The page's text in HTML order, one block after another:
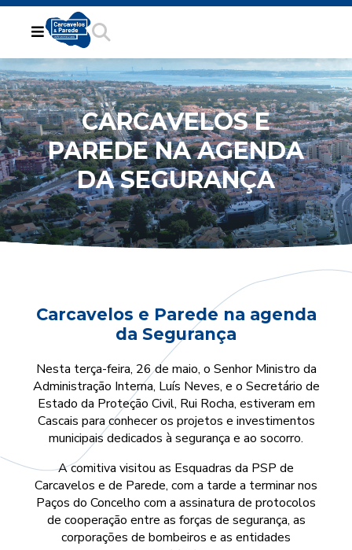
CARCAVELOS E
PAREDE NA AGENDA
DA SEGURANÇA
Carcavelos e Parede na agenda
da Segurança
Nesta terça-feira, 26 de maio, o Senhor Ministro da
Administração Interna, Luís Neves, e o Secretário de
Estado da Proteção Civil, Rui Rocha, estiveram em
Cascais para conhecer os projetos e investimentos
municipais dedicados à segurança e ao socorro.
A comitiva visitou as Esquadras da PSP de
Carcavelos e de Parede, com a tarde a terminar nos
Paços do Concelho com a assinatura de protocolos
de cooperação entre as forças de segurança, as
corporações de bombeiros e as entidades